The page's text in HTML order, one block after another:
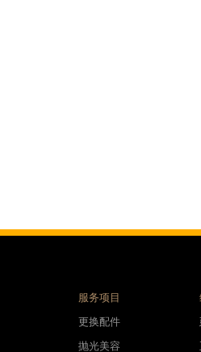
服务项目
更换配件
抛光美容